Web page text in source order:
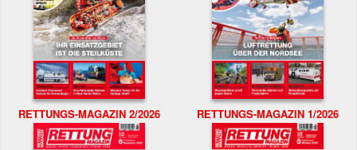
RETTUNGS-MAGAZIN 2/2026 RETTUNGS-MAGAZIN 1/2026